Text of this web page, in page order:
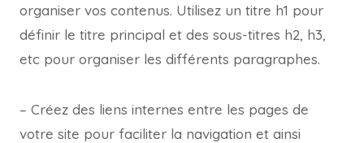
organiser vos contenus. Utilisez un titre h1 pour
définir le titre principal et des sous-titres h2, h3,
etc pour organiser les différents paragraphes.
– Créez des liens internes entre les pages de
votre site pour faciliter la navigation et ainsi